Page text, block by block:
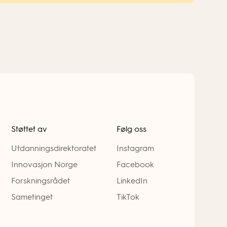
Støttet av
Utdanningsdirektoratet
Innovasjon Norge
Forskningsrådet
Sametinget
Følg oss
Instagram
Facebook
LinkedIn
TikTok